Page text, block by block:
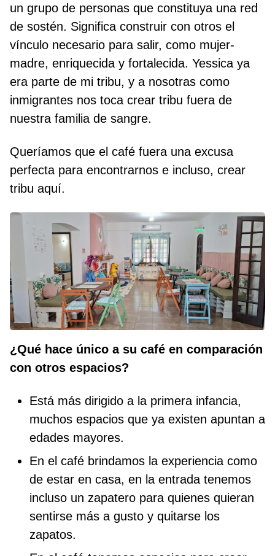
un grupo de personas que constituya una red
de sostén. Significa construir con otros el
vínculo necesario para salir, como mujer-
madre, enriquecida y fortalecida. Yessica ya
era parte de mi tribu, y a nosotras como
inmigrantes nos toca crear tribu fuera de
nuestra familia de sangre.
Queríamos que el café fuera una excusa
perfecta para encontrarnos e incluso, crear
tribu aquí.
¿Qué hace único a su café en comparación
con otros espacios?
Está más dirigido a la primera infancia,
muchos espacios que ya existen apuntan a
edades mayores.
En el café brindamos la experiencia como
de estar en casa, en la entrada tenemos
incluso un zapatero para quienes quieran
sentirse más a gusto y quitarse los
zapatos.